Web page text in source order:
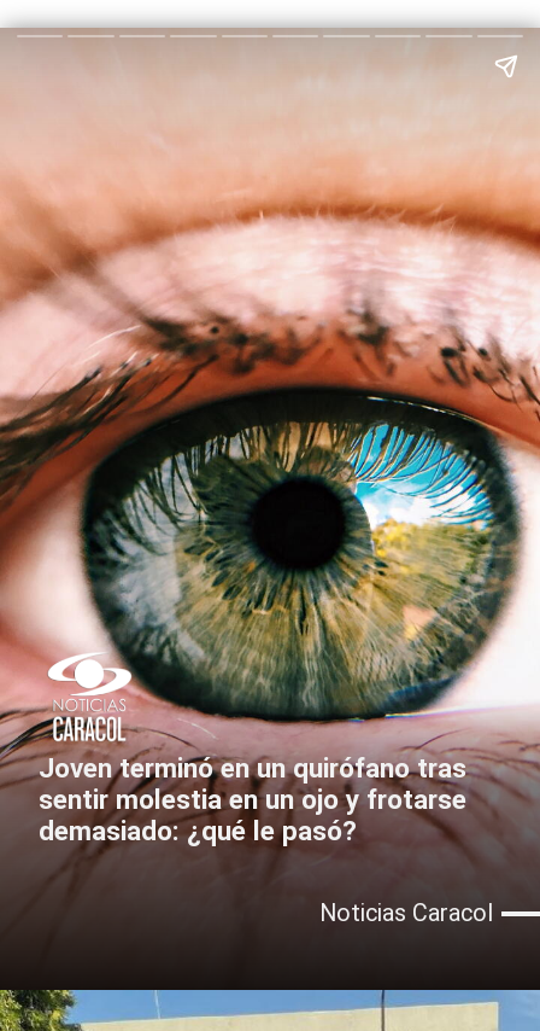
Joven terminó en un quirófano tras
sentir molestia en un ojo y frotarse
demasiado: ¿qué le pasó?
Noticias Caracol